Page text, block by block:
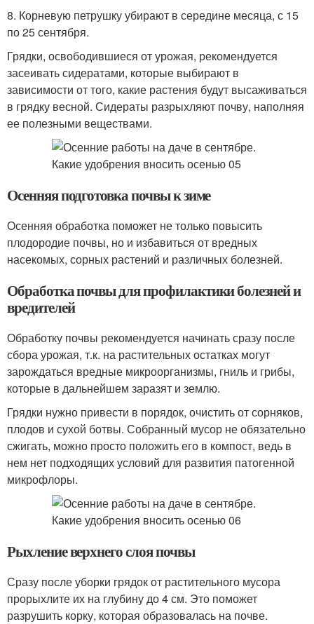
8. Корневую петрушку убирают в середине месяца, с 15
по 25 сентября.
Грядки, освободившиеся от урожая, рекомендуется
засеивать сидератами, которые выбирают в
зависимости от того, какие растения будут высаживаться
в грядку весной. Сидераты разрыхляют почву, наполняя
ее полезными веществами.
Осенняя подготовка почвы к зиме
Осенняя обработка поможет не только повысить
плодородие почвы, но и избавиться от вредных
насекомых, сорных растений и различных болезней.
Обработка почвы для профилактики болезней и
вредителей
Обработку почвы рекомендуется начинать сразу после
сбора урожая, т.к. на растительных остатках могут
зарождаться вредные микроорганизмы, гниль и грибы,
которые в дальнейшем заразят и землю.
Грядки нужно привести в порядок, очистить от сорняков,
плодов и сухой ботвы. Собранный мусор не обязательно
сжигать, можно просто положить его в компост, ведь в
нем нет подходящих условий для развития патогенной
микрофлоры.
Рыхление верхнего слоя почвы
Сразу после уборки грядок от растительного мусора
прорыхлите их на глубину до 4 см. Это поможет
разрушить корку, которая образовалась на почве.